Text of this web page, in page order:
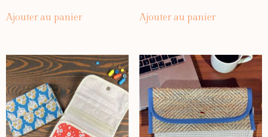
Ajouter au panier Ajouter au panier